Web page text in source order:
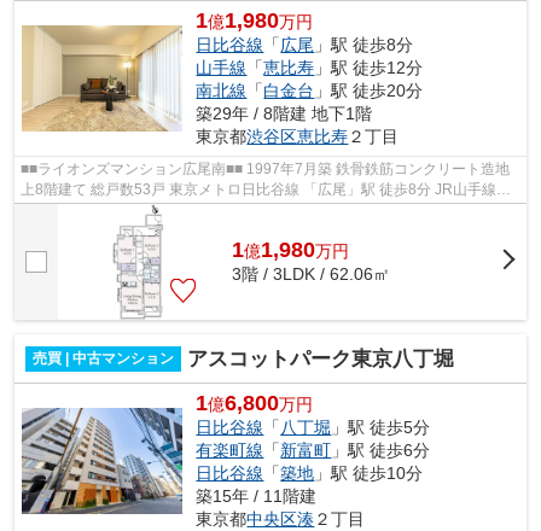
1億1,980万円
日比谷線 「広尾 」駅 徒歩8分
山手線 「恵比寿 」駅 徒歩12分
南北線 「白金台 」駅 徒歩20分
築29年 / 8階建 地下1階
東京都渋谷区恵比寿２丁目
■■ライオンズマンション広尾南■■ 1997年7月築 鉄骨鉄筋コンクリート造地
上8階建て 総戸数53戸 東京メトロ日比谷線 「広尾」駅 徒歩8分 JR山手線
1億1,980万円
3階 / 3LDK / 62.06㎡
売買 | 中古マンション アスコットパーク東京八丁堀
1億6,800万円
日比谷線 「 八丁堀 」駅 徒歩5分
有楽町線 「新富町 」駅 徒歩6分
日比谷線 「築地 」駅 徒歩10分
築15年 / 11階建
東京都中央区湊２丁目